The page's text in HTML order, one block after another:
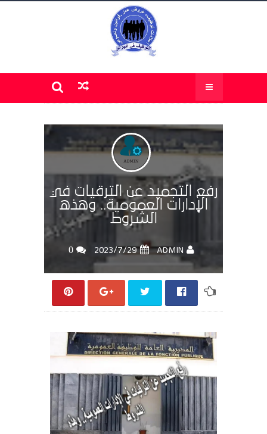
رفع التجميد عن الترقيات في
الإدارات العمومية.. وهذه
الشروط
ADMIN
29‏/7‏/2023
0